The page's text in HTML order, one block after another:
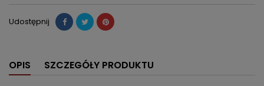
Udostępnij
OPIS SZCZEGÓŁY PRODUKTU